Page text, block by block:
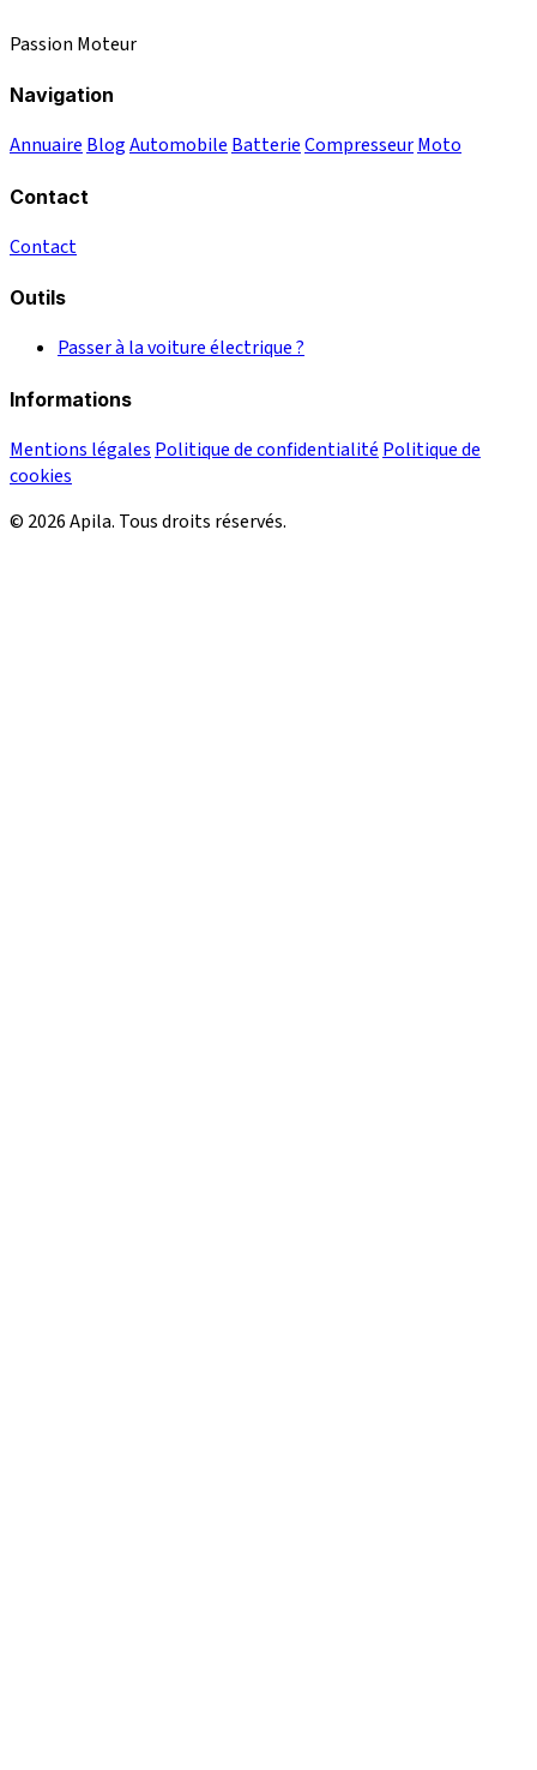
Passion Moteur
Navigation
Annuaire BlogAutomobile BatterieCompresseurMoto
Contact
Contact
Outils
Passer à la voiture électrique ?
Informations
Mentions légales Politique de confidentialité Politique de
cookies
© 2026 Apila. Tous droits réservés.